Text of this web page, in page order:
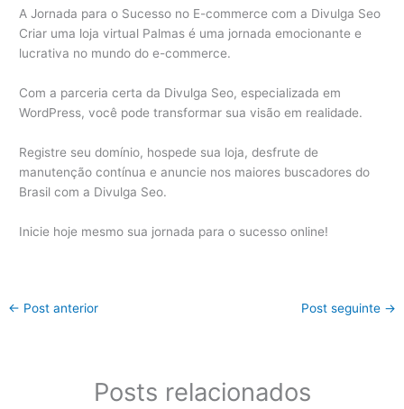
A Jornada para o Sucesso no E-commerce com a Divulga Seo
Criar uma loja virtual Palmas é uma jornada emocionante e
lucrativa no mundo do e-commerce.
Com a parceria certa da Divulga Seo, especializada em
WordPress, você pode transformar sua visão em realidade.
Registre seu domínio, hospede sua loja, desfrute de
manutenção contínua e anuncie nos maiores buscadores do
Brasil com a Divulga Seo.
Inicie hoje mesmo sua jornada para o sucesso online!
← Post anterior Post seguinte →
Posts relacionados